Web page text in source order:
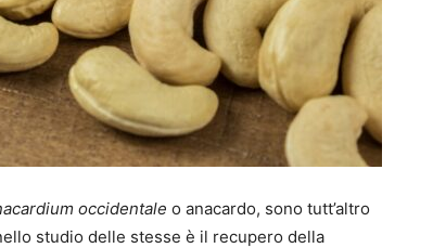
occidentale o anacardo, sono tutt’altro
studio delle stesse è il recupero della